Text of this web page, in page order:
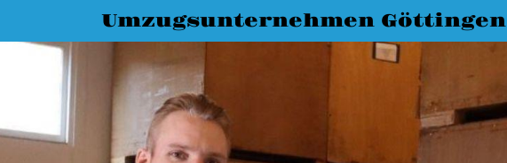
Umzugsunternehmen Göttingen